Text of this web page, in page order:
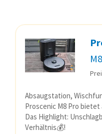
Absaugstation,
Proscenic M8 Pro
Das Highlight:
Verhältnis💰!